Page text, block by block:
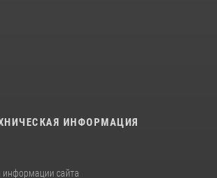
ИНФОРМАЦИЯ
информации сайта